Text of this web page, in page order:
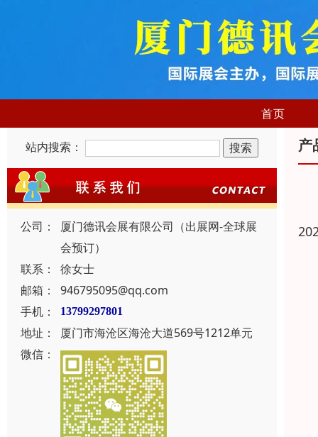
首页
站内搜索：
公司：
厦门德讯会展有限公司（出展网-全球展
会预订）
联系：
徐女士
邮箱：
946795095@qq.com
手机：
13799297801
地址：
厦门市海沧区海沧大道569号1212单元
微信：
产